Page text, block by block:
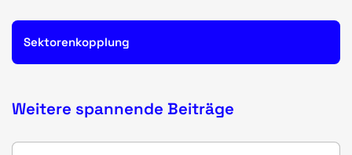
Sektorenkopplung
Weitere spannende Beiträge